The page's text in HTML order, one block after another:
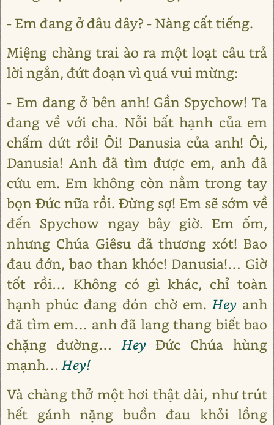
- Em đang ở đâu đây? - Nàng cất tiếng.
Miệng chàng trai ào ra một loạt câu trả
lời ngắn, đứt đoạn vì quá vui mừng:
- Em đang ở bên anh! Gần Spychow! Ta
đang về với cha. Nỗi bất hạnh của em
chấm dứt rồi! Ôi! Danusia của anh! Ôi,
Danusia! Anh đã tìm được em, anh đã
cứu em. Em không còn nằm trong tay
bọn Đức nữa rồi. Đừng sợ! Em sẽ sớm về
đến Spychow ngay bây giờ. Em ốm,
nhưng Chúa Giêsu đã thương xót! Bao
đau đớn, bao than khóc! Danusia!… Giờ
tốt rồi… Không có gì khác, chỉ toàn
hạnh phúc đang đón chờ em.Hey anh
đã tìm em… anh đã lang thang biết bao
chặng đường…HeyĐức Chúa hùng
mạnh…Hey!
Và chàng thở một hơi thật dài, như trút
hết gánh nặng buồn đau khỏi lồng